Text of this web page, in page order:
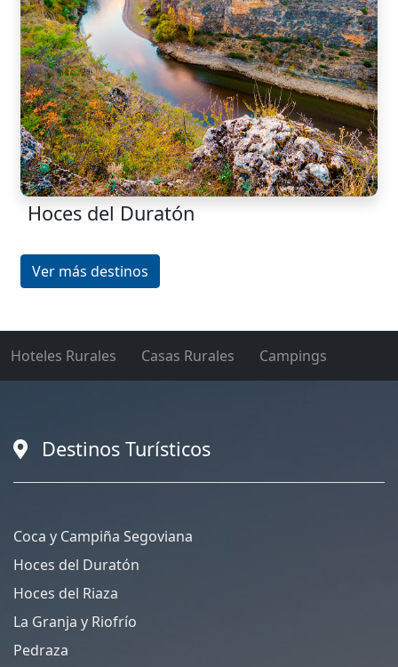
Hoces del Duratón
Ver más destinos
Hoteles Rurales Casas Rurales Campings
Destinos Turísticos
Coca y Campiña Segoviana
Hoces del Duratón
Hoces del Riaza
La Granja y Riofrío
Pedraza